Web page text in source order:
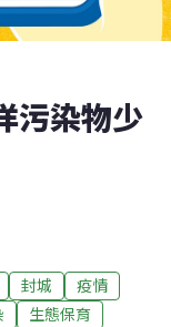
污染物少
封城
疫情
生態保育